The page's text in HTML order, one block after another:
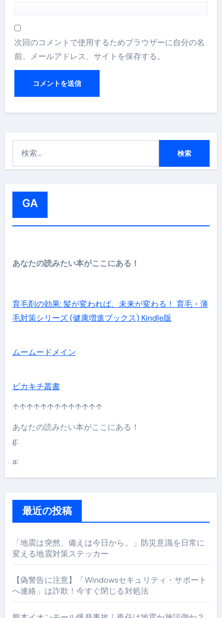
次回のコメントで使用するためブラウザーに自分の名
前、メールアドレス、サイトを保存する。
GA
あなたの読みたい本がここにある！
育毛剤の効果: 髪が変われば、未来が変わる！ 育毛・薄
毛対策シリーズ (健康増進ブックス) Kindle版
ムームードメイン
ピカキチ叢書
↑↑↑↑↑↑↑↑↑↑↑↑↑
あなたの読みたい本がここにある！
g:
a:
最近の投稿
「地震は突然、備えは今日から。」防災意識を日常に
変える地震対策ステッカー
【偽警告に注意】「Windowsセキュリティ・サポート
へ連絡」は詐欺！今すぐ閉じる対処法